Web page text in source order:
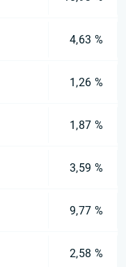
4,63 %
1,26 %
1,87 %
3,59 %
9,77 %
2,58 %